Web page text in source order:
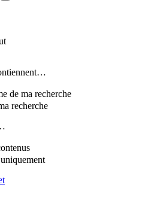
de ma recherche
recherche